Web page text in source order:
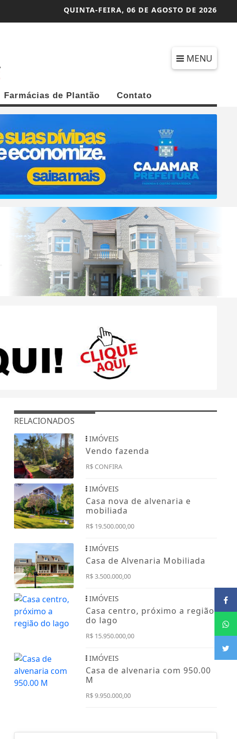
QUINTA-FEIRA, 06 DE AGOSTO DE 2026
MENU
Farmácias de Plantão Contato
RELACIONADOS
IMÓVEIS
Vendo fazenda
R$ CONFIRA
IMÓVEIS
Casa nova de alvenaria e
mobiliada
R$ 19.500.000,00
IMÓVEIS
Casa de Alvenaria Mobiliada
R$ 3.500.000,00
IMÓVEIS
Casa centro, próximo a região
do lago
R$ 15.950.000,00
IMÓVEIS
Casa de alvenaria com 950.00
M
R$ 9.950.000,00